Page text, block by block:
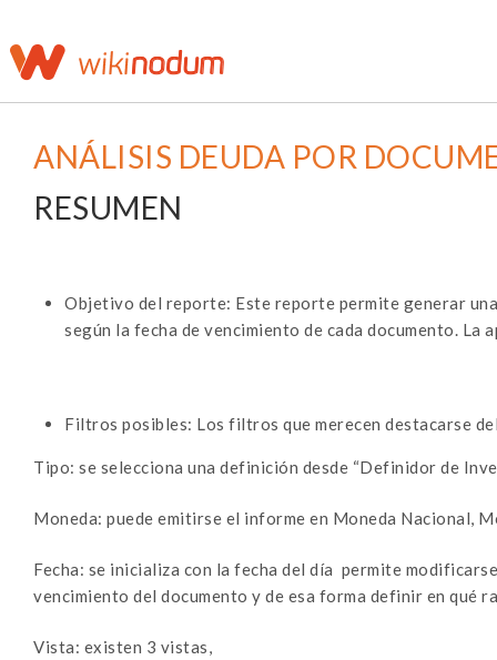
ANÁLISIS DEUDA POR
RESUMEN
Objetivo del reporte: Este reporte permite generar
según la fecha de vencimiento de cada documento. La
Filtros posibles: Los filtros que merecen destacarse
Tipo: se selecciona una definición desde “Definidor de
Moneda: puede emitirse el informe en Moneda Nacional,
Fecha: se inicializa con la fecha del día permite
vencimiento del documento y de esa forma definir en qué
Vista: existen 3 vistas,